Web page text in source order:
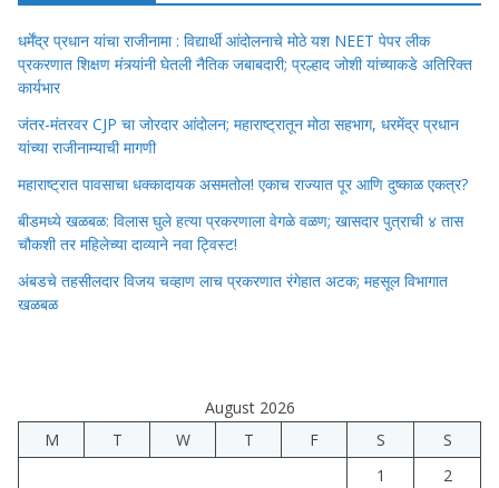
धर्मेंद्र प्रधान यांचा राजीनामा : विद्यार्थी आंदोलनाचे मोठे यश NEET पेपर लीक
प्रकरणात शिक्षण मंत्र्यांनी घेतली नैतिक जबाबदारी; प्रल्हाद जोशी यांच्याकडे अतिरिक्त
कार्यभार
जंतर-मंतरवर CJP चा जोरदार आंदोलन; महाराष्ट्रातून मोठा सहभाग, धरमेंद्र प्रधान
यांच्या राजीनाम्याची मागणी
महाराष्ट्रात पावसाचा धक्कादायक असमतोल! एकाच राज्यात पूर आणि दुष्काळ एकत्र?
बीडमध्ये खळबळ: विलास घुले हत्या प्रकरणाला वेगळे वळण; खासदार पुत्राची ४ तास
चौकशी तर महिलेच्या दाव्याने नवा ट्विस्ट!
अंबडचे तहसीलदार विजय चव्हाण लाच प्रकरणात रंगेहात अटक; महसूल विभागात
खळबळ
August 2026
M
T W T F S
S
1
2